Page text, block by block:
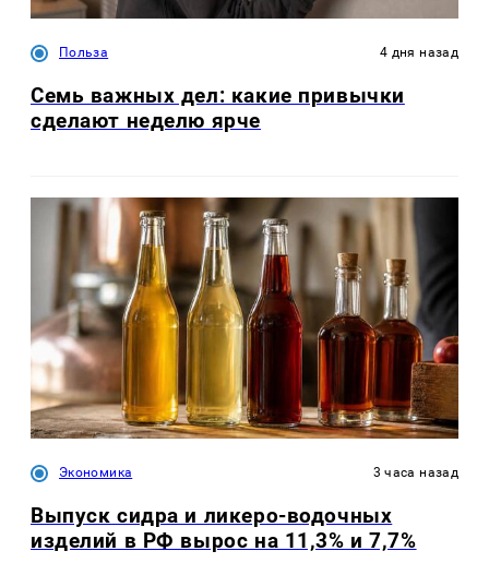
Польза 4 дня назад
Семь важных дел: какие привычки
сделают неделю ярче
Экономика 3 часа назад
Выпуск сидра и ликеро-водочных
изделий в РФ вырос на 11,3% и 7,7%